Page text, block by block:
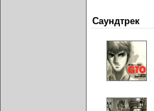
Саундтрек